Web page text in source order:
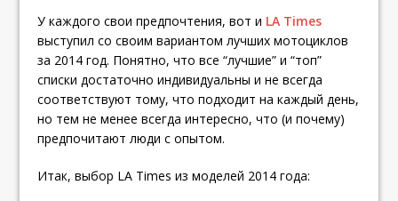
У каждого свои предпочтения, вот и LA Times
выступил со своим вариантом лучших мотоциклов
за 2014 год. Понятно, что все “лучшие” и “топ”
списки достаточно индивидуальны и не всегда
соответствуют тому, что подходит на каждый день,
но тем не менее всегда интересно, что (и почему)
предпочитают люди с опытом.
Итак, выбор LA Times из моделей 2014 года: